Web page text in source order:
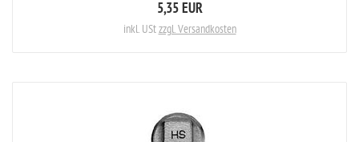
5,35 EUR
inkl. UStzzgl. Versandkosten